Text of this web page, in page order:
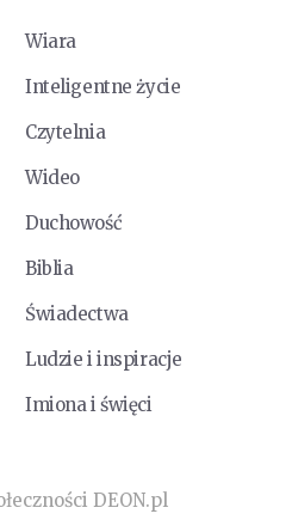
Wiara
Inteligentne życie
Czytelnia
Wideo
Duchowość
Biblia
Świadectwa
Ludzie i inspiracje
Imiona i święci
DEON.pl